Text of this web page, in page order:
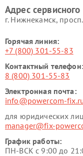
Адрес
г. Нижнекамск,
Горячая линия:
+7 (800) 301-55-83
Контактный телефон:
8 (800) 301-55-83
Электронная почта:
info@powercom-
для юридических
manager@fix-
График работы:
ПН-ВСК с 9:00 до